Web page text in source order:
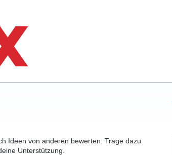
Ideen von anderen bewerten. Trage dazu
Unterstützung.